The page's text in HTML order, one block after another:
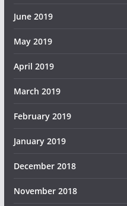
June 2019
May 2019
April 2019
March 2019
February 2019
January 2019
December 2018
November 2018